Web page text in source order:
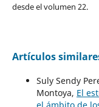
desde el volumen 22.
Artículos
Suly Sendy
Montoya, El